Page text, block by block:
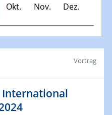
Okt. Nov. Dez.
Vortrag
International